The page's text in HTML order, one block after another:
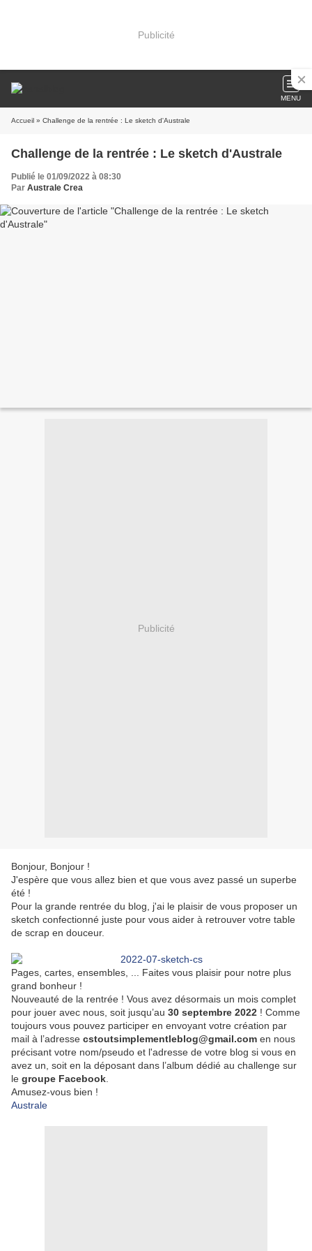
Publicité
MENU
Accueil » Challenge de la rentrée : Le sketch d'Australe
Challenge de la rentrée : Le sketch d'Australe
Publié le 01/09/2022 à 08:30
Par Australe Crea
Publicité
Bonjour, Bonjour !
J'espère que vous allez bien et que vous avez passé un superbe
été !
Pour la grande rentrée du blog, j'ai le plaisir de vous proposer un
sketch confectionné juste pour vous aider à retrouver votre table
de scrap en douceur.
Pages, cartes, ensembles, ... Faites vous plaisir pour notre plus
grand bonheur !
Nouveauté de la rentrée ! Vous avez désormais un mois complet
pour jouer avec nous, soit jusqu’au 30 septembre 2022 ! Comme
toujours vous pouvez participer en envoyant votre création par
mail à l’adresse cstoutsimplementleblog@gmail.com en nous
précisant votre nom/pseudo et l'adresse de votre blog si vous en
avez un, soit en la déposant dans l’album dédié au challenge sur
le groupe Facebook
Amusez-vous bien !
Australe